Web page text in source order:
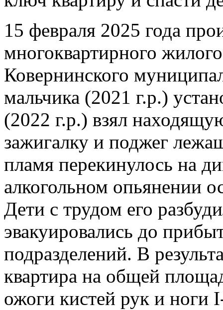
15 февраля 2025 года
многоквартирного
Ковернинского
мальчика (2021 г.р.)
(2022 г.р.) взял
зажигалку и поджег
пламя перекинулось на
алкогольном опьянении
Дети с трудом его
эвакуировались до
подразделений. В
квартира на общей
ожоги кистей рук и ноги